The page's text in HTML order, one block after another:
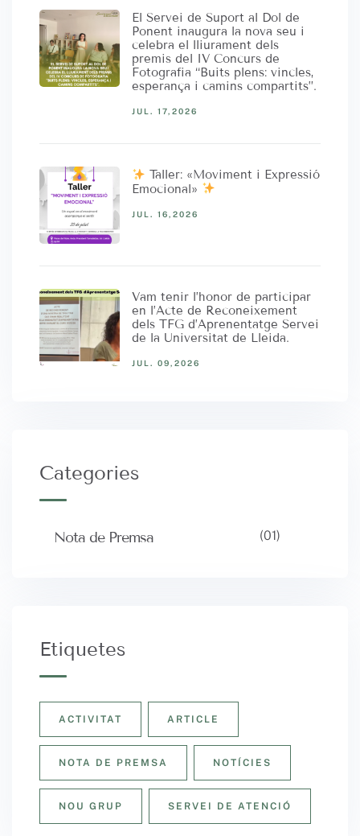
El Servei de Suport al Dol de
Ponent inaugura la nova seu i
celebra el lliurament dels
premis del IV Concurs de
Fotografia “Buits plens: vincles,
esperança i camins compartits”.
JUL. 17,2026
Taller: «Moviment i Expressió
Emocional»
JUL. 16,2026
Vam tenir l’honor de participar
en l’Acte de Reconeixement
dels TFG d’Aprenentatge Servei
de la Universitat de Lleida.
JUL. 09,2026
Categories
Nota de Premsa (01)
Etiquetes
ACTIVITAT ARTICLE
NOTA DE PREMSA NOTÍCIES
NOU GRUP SERVEI DE ATENCIÓ